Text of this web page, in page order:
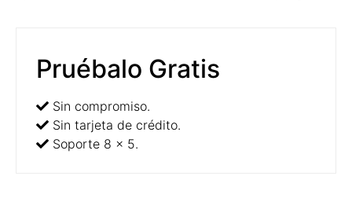
Pruébalo Gratis
Sin compromiso.
Sin tarjeta de crédito.
Soporte 8 x 5.